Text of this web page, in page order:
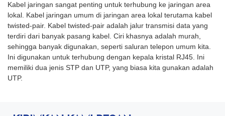
Kabel jaringan sangat penting untuk terhubung ke jaringan area
lokal. Kabel jaringan umum di jaringan area lokal terutama kabel
twisted-pair. Kabel twisted-pair adalah jalur transmisi data yang
terdiri dari banyak pasang kabel. Ciri khasnya adalah murah,
sehingga banyak digunakan, seperti saluran telepon umum kita.
Ini digunakan untuk terhubung dengan kepala kristal RJ45. Ini
memiliki dua jenis STP dan UTP, yang biasa kita gunakan adalah
UTP.
24AWG 99,99% konduktor
tembaga dengan sertifikasites
lulus 305m / kotak kualitas
tinggi kecepatan tinggi dalam
ruangan cat6 24awg ftp